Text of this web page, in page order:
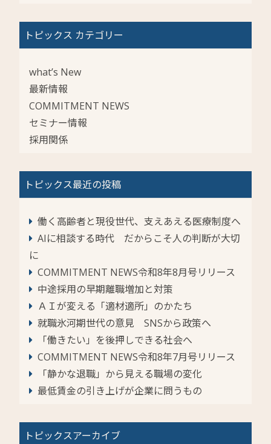
トピックス カテゴリー
what’s New
最新情報
COMMITMENT NEWS
セミナー情報
採用関係
トピックス最近の投稿
働く高齢者と現役世代、支えあえる医療制度へ
AIに相談する時代 だからこそ人の判断が大切
に
COMMITMENT NEWS令和8年8月号リリース
中途採用の早期離職増加と対策
ＡＩが変える「適材適所」のかたち
就職氷河期世代の意見 SNSから政策へ
「働きたい」を後押しできる社会へ
COMMITMENT NEWS令和8年7月号リリース
「静かな退職」から見える職場の変化
最低賃金の引き上げが企業に問うもの
トピックスアーカイブ